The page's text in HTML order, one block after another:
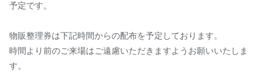
予定です。
物販整理券は下記時間からの配布を予定しております。
時間より前のご来場はご遠慮いただきますようお願いいたしま
す。